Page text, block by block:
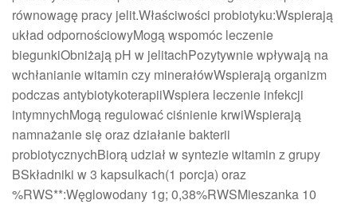
równowagę pracy jelit.Właściwości probiotyku:Wspierają
układ odpornościowyMogą wspomóc leczenie
biegunkiObniżają pH w jelitachPozytywnie wpływają na
wchłanianie witamin czy minerałówWspierają organizm
podczas antybiotykoterapiiWspiera leczenie infekcji
intymnychMogą regulować ciśnienie krwiWspierają
namnażanie się oraz działanie bakterii
probiotycznychBiorą udział w syntezie witamin z grupy
BSkładniki w 3 kapsulkach(1 porcja) oraz
%RWS**:Węglowodany 1g; 0,38%RWSMieszanka 10